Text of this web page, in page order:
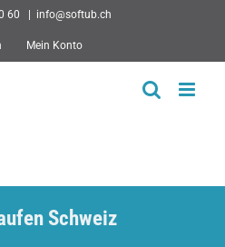
60 info@softub.ch
Mein Konto
Schweiz